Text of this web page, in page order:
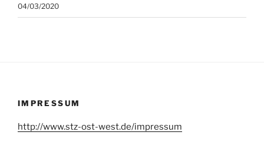
04/03/2020
IMPRESSUM
http://www.stz-ost-west.de/impressum